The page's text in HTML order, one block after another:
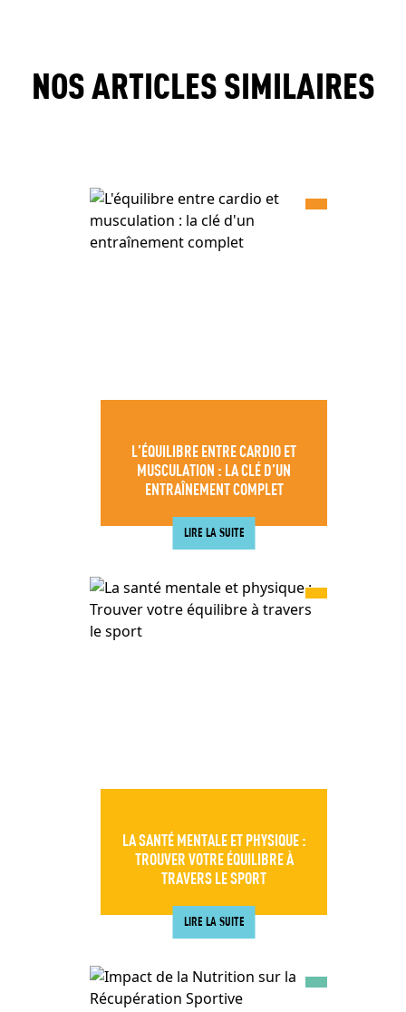
NOS ARTICLES SIMILAIRES
L’ÉQUILIBRE ENTRE CARDIO ET
MUSCULATION : LA CLÉ D’UN
ENTRAÎNEMENT COMPLET
LIRE LA SUITE
LA SANTÉ MENTALE ET PHYSIQUE :
TROUVER VOTRE ÉQUILIBRE À
TRAVERS LE SPORT
LIRE LA SUITE